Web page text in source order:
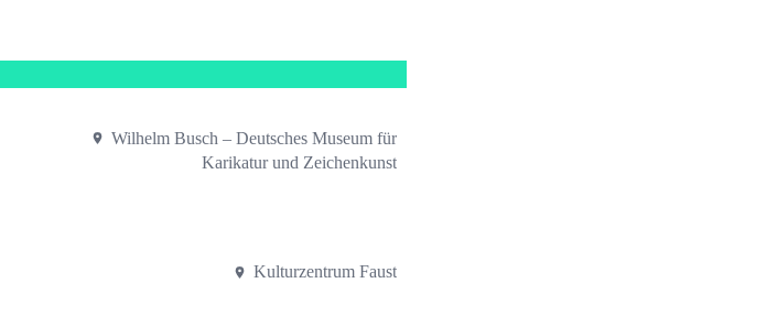
Wilhelm Busch – Deutsches Museum für
Karikatur und Zeichenkunst
Kulturzentrum Faust